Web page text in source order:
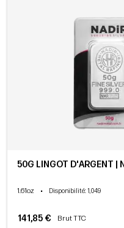
50G LINGOT D'ARGENT |
1.61oz • Disponibilité: 1,049
141,85 € Brut TTC